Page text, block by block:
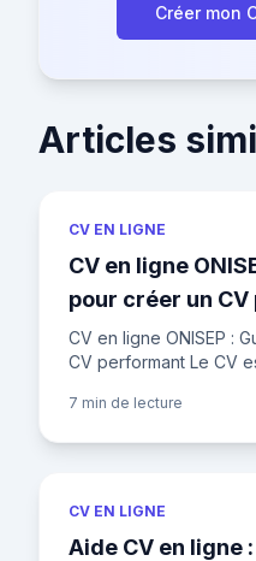
Créer mon
Articles
CV EN LIGNE
CV en ligne
pour créer un
CV en ligne ONISEP :
CV performant Le CV
professionnelle. Dans un
7 min de lecture
CV EN LIGNE
Aide CV en ligne